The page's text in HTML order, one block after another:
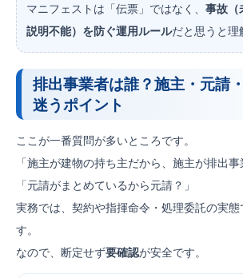
マニフェストは「伝票」ではなく、 事故（
説明不能）を防ぐ運用ルールだと思うと理
排出事業者は誰？施主・元請
迷うポイント
ここが一番質問が多いところです。
「施主が建物の持ち主だから、施主が排出事
「元請がまとめているから元請？」
実務では、契約や指揮命令・処理委託の実態
す。
なので、断定せず要確認が安全です。